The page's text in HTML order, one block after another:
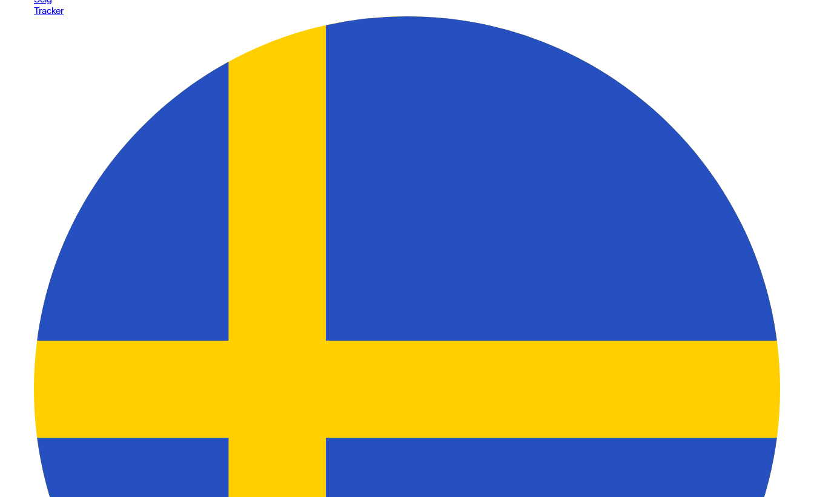
Tracker